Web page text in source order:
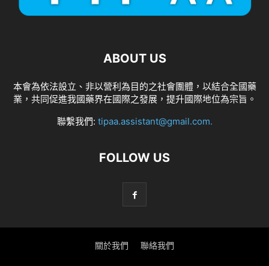
ABOUT US
本會為依法設立、非以營利為目的之社會團體，以結合全國藥
業，共同促進我國藥界在國際之發展，提升國際地位為宗旨。
聯繫我們: tipaa.assistant@gmail.com.
FOLLOW US
關於我們 聯絡我們